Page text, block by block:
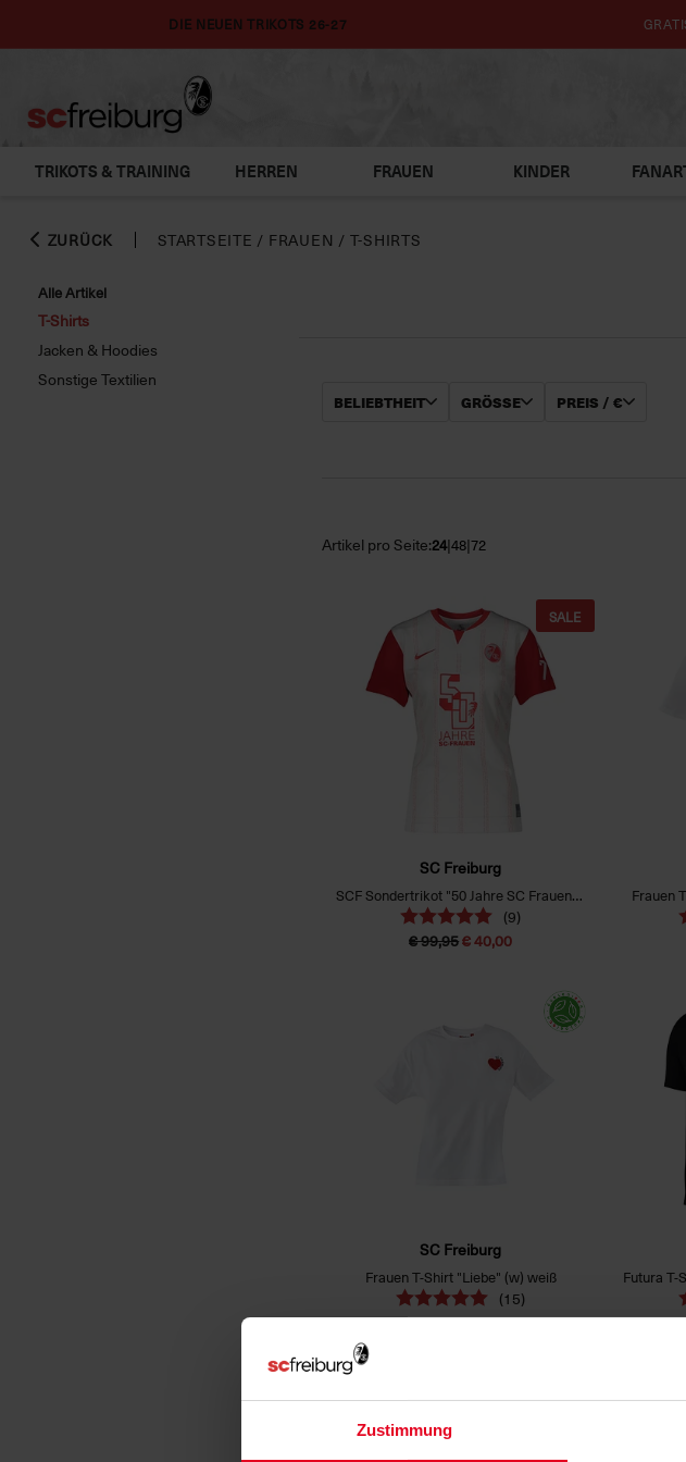
Zustimmung
DIE NEUEN TRIKOTS 26-27
TRIKOTS & TRAINING HERREN FRAUEN KINDER
ZURÜCK STARTSEITE / FRAUEN / T-SHIRTS
Alle Artikel
T-Shirts
Jacken & Hoodies
Sonstige Textilien
BELIEBTHEIT GRÖSSE PREIS / €
Artikel pro Seite:24|48|72
SC Freiburg
SCF Sondertrikot "50 Jahre SC Frauen“ Frauenschn.
(9)
€ 99,95€ 40,00
SALE
Frauen
SC Freiburg
Frauen T-Shirt "Liebe" (w) weiß
(15)
€ 24,95
Futura T-